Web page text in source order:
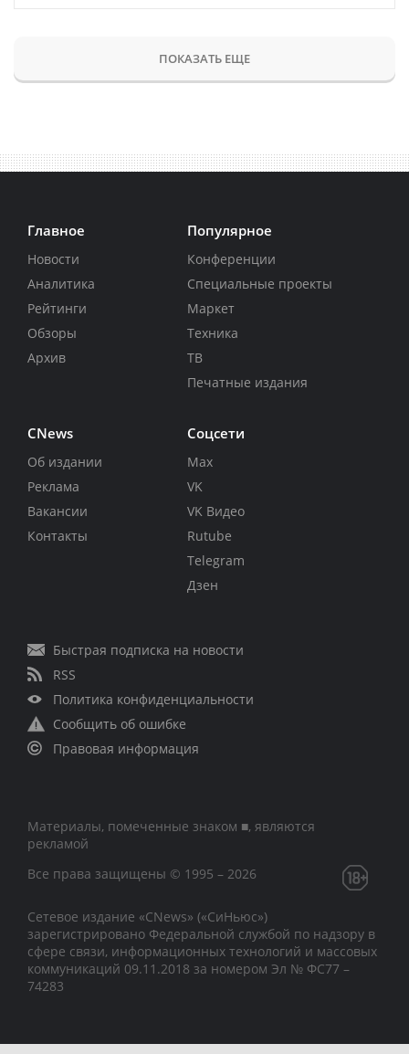
ПОКАЗАТЬ ЕЩЕ
Главное
Новости
Аналитика
Рейтинги
Обзоры
Архив
Популярное
Конференции
Специальные проекты
Маркет
Техника
ТВ
Печатные издания
CNews
Об издании
Реклама
Вакансии
Контакты
Соцсети
Max
VK
VK Видео
Rutube
Telegram
Дзен
Быстрая подписка на новости
RSS
Политика конфиденциальности
Сообщить об ошибке
Правовая информация
Материалы, помеченные знаком ■, являются
рекламой
Все права защищены © 1995 – 2026
Сетевое издание «CNews» («СиНьюс»)
зарегистрировано Федеральной службой по надзору в
сфере связи, информационных технологий и массовых
коммуникаций 09.11.2018 за номером Эл № ФС77 –
74283